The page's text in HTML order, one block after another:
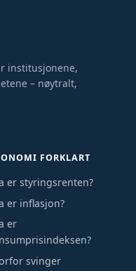
institusjonene,
– nøytralt,
FORKLART
er styringsrenten?
er inflasjon?
er
svinger